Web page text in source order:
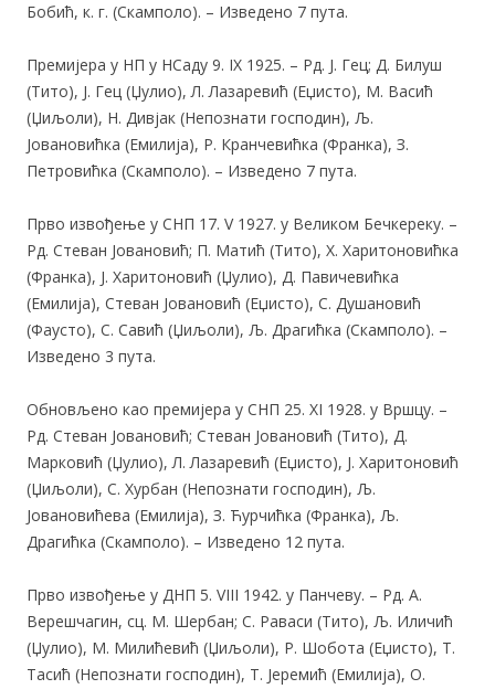
Бобић, к. г. (Скамполо). – Изведено 7 пута.
Премијера у НП у НСаду 9. IX 1925. – Рд. Ј. Гец; Д. Билуш
(Тито), Ј. Гец (Џулио), Л. Лазаревић (Еџисто), М. Васић
(Џиљоли), Н. Дивјак (Непознати господин), Љ.
Јовановићка (Емилија), Р. Кранчевићка (Франка), З.
Петровићка (Скамполо). – Изведено 7 пута.
Прво извођење у СНП 17. V 1927. у Великом Бечкереку. –
Рд. Стеван Јовановић; П. Матић (Тито), Х. Харитоновићка
(Франка), Ј. Харитоновић (Џулио), Д. Павичевићка
(Емилија), Стеван Јовановић (Еџисто), С. Душановић
(Фаусто), С. Савић (Џиљоли), Љ. Драгићка (Скамполо). –
Изведено 3 пута.
Обновљено као премијера у СНП 25. XI 1928. у Вршцу. –
Рд. Стеван Јовановић; Стеван Јовановић (Тито), Д.
Марковић (Џулио), Л. Лазаревић (Еџисто), Ј. Харитоновић
(Џиљоли), С. Хурбан (Непознати господин), Љ.
Јовановићева (Емилија), З. Ћурчићка (Франка), Љ.
Драгићка (Скамполо). – Изведено 12 пута.
Прво извођење у ДНП 5. VIII 1942. у Панчеву. – Рд. А.
Верешчагин, сц. М. Шербан; С. Раваси (Тито), Љ. Иличић
(Џулио), М. Милићевић (Џиљоли), Р. Шобота (Еџисто), Т.
Тасић (Непознати господин), Т. Јеремић (Емилија), О.